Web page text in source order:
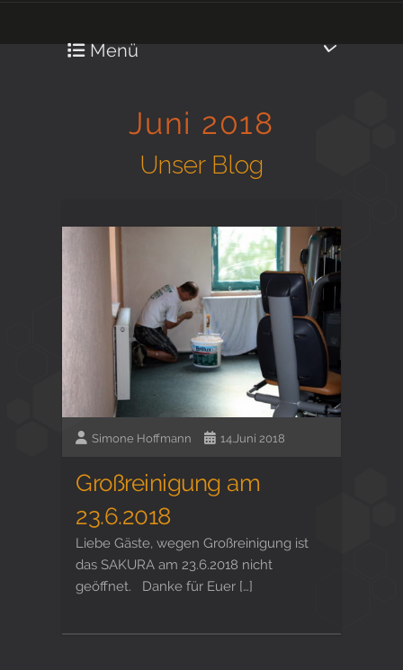
Menü
Gesund in Form
Aktiv für Ihre Gesundheit
Gesunde Ernährungsberatung
Juni 2018
Unser Blog
Simone Hoffmann 14.Juni 2018
Großreinigung am
23.6.2018
Liebe Gäste, wegen Großreinigung ist
das SAKURA am 23.6.2018 nicht
geöffnet. Danke für Euer […]